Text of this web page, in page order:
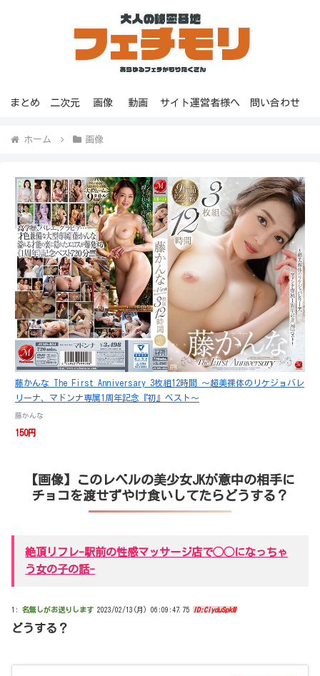
まとめ 二次元 画像 動画 サイト運営者様へ 問い合わせ
ホーム 画像
藤かんな The First Anniversary 3枚組12時間 ～超美裸体のリケジョバレ
リーナ、マドンナ専属1周年記念『初』ベスト～
藤かんな
150円
【画像】このレベルの美少女JKが意中の相手に
チョコを渡せずやけ食いしてたらどうする？
絶頂リフレ-駅前の性感マッサージ店で◯◯になっちゃ
う女の子の話-
1: 名無しがお送りします 2023/02/13(月) 06:09:47.75 ID:CiyduSpkM
どうする？